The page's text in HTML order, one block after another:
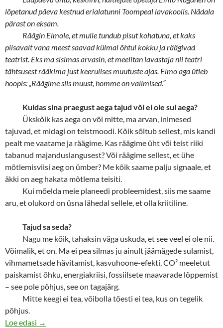
lõpetanud päeva kestnud erialatunni Toompeal lavakoolis. Nädala
pärast on eksam.
Räägin Elmole, et mulle tundub pisut kohatuna, et kaks
piisavalt vana meest saavad külmal õhtul kokku ja räägivad
teatrist. Eks ma sisimas arvasin, et meelitan lavastaja nii teatri
tähtsusest rääkima just keerulises muutuste ajas. Elmo aga ütleb
hoopis: „Räägime siis muust, homme on valimised.“
Kuidas sina praegust aega tajud või ei ole sul aega?
Ükskõik kas aega on või mitte, ma arvan, inimesed
tajuvad, et midagi on teistmoodi. Kõik sõltub sellest, mis kandi
pealt me vaatame ja räägime. Kas räägime üht või teist riiki
tabanud majanduslangusest? Või räägime sellest, et ühe
mõtlemisviisi aeg on ümber? Me kõik saame palju signaale, et
äkki on aeg hakata mõtlema teisiti.
Kui mõelda meie planeedi probleemidest, siis me saame
aru, et olukord on üsna lähedal sellele, et olla kriitiline.
Tajud sa seda?
Nagu me kõik, tahaksin väga uskuda, et see veel ei ole nii.
Võimalik, et on. Ma ei pea silmas ju ainult jäämägede sulamist,
vihmametsade hävitamist, kasvuhoone-efekti, CO² meeletut
paiskamist õhku, energiakriisi, fossiilsete maavarade lõppemist
– see pole põhjus, see on tagajärg.
Mitte keegi ei tea, võibolla tõesti ei tea, kus on tegelik
põhjus.
Loe edasi Elmo Nüganen: Tänavatele tulevad inimesed ei
→